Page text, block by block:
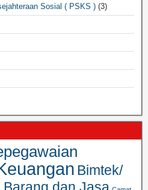
Sosial ( PSKS ) (3)
Bimtek/